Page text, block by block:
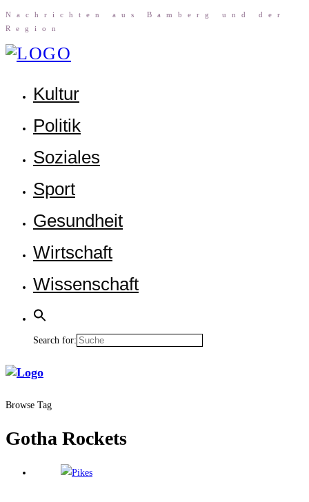
Nach­rich­ten aus Bam­berg und der
Region
Kul­tur
Poli­tik
Sozia­les
Sport
Gesund­heit
Wirt­schaft
Wis­sen­schaft
Search for:
Browse Tag
Gotha Rockets